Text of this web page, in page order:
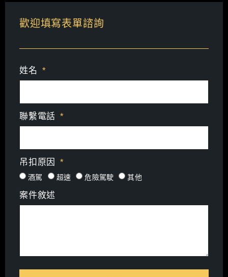
歡迎填寫表單諮詢
姓名
聯繫電話
吊扣原因
酒駕 超速 危險駕駛 其他
案件敘述